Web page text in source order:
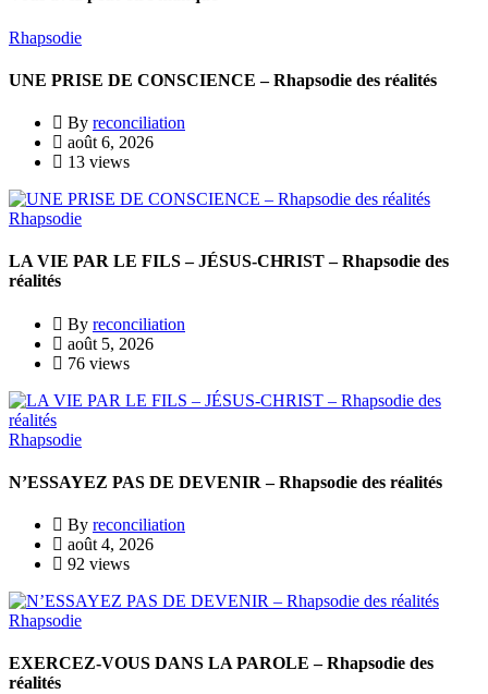
Rhapsodie
UNE PRISE DE CONSCIENCE – Rhapsodie des réalités
By reconciliation
août 6, 2026
13 views
Rhapsodie
LA VIE PAR LE FILS – JÉSUS-CHRIST – Rhapsodie des
réalités
By reconciliation
août 5, 2026
76 views
Rhapsodie
N’ESSAYEZ PAS DE DEVENIR – Rhapsodie des réalités
By reconciliation
août 4, 2026
92 views
Rhapsodie
EXERCEZ-VOUS DANS LA PAROLE – Rhapsodie des
réalités